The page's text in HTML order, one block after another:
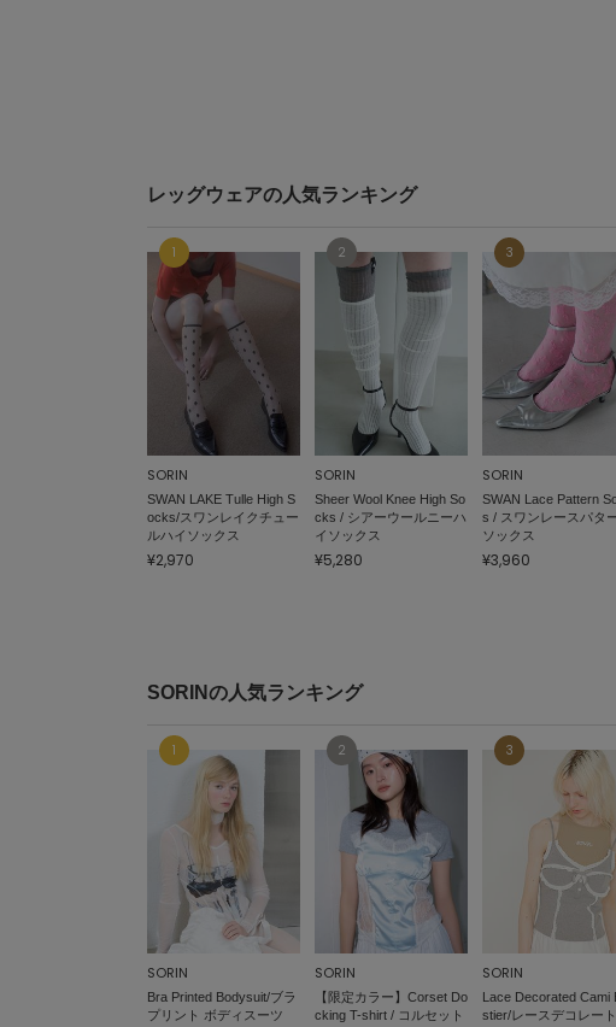
レッグウェアの人気ランキング
SORIN
SWAN LAKE Tulle High S
ocks/スワンレイクチュー
ルハイソックス
¥2,970
SORIN
Sheer Wool Knee High So
cks / シアーウールニーハ
イソックス
¥5,280
SORIN
SWAN Lace Pattern
s / スワンレースパタ
ソックス
¥3,960
SORINの人気ランキング
SORIN
Bra Printed Bodysuit/ブラ
プリント ボディスーツ
SORIN
【限定カラー】Corset Do
cking T-shirt / コルセット
SORIN
Lace Decorated Cami
stier/レースデコレー